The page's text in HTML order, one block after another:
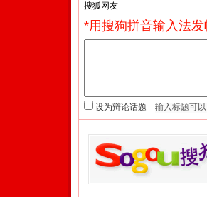
*用搜狗拼音输入法
设为辩论话题